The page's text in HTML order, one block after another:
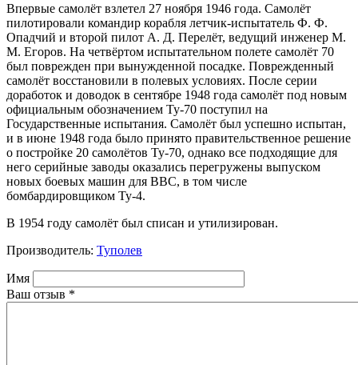
Впервые самолёт взлетел 27 ноября 1946 года. Самолёт
пилотировали командир корабля летчик-испытатель Ф. Ф.
Опадчий и второй пилот А. Д. Перелёт, ведущий инженер М.
М. Егоров. На четвёртом испытательном полете самолёт 70
был поврежден при вынужденной посадке. Поврежденный
самолёт восстановили в полевых условиях. После серии
доработок и доводок в сентябре 1948 года самолёт под новым
официальным обозначением Ту-70 поступил на
Государственные испытания. Самолёт был успешно испытан,
и в июне 1948 года было принято правительственное решение
о постройке 20 самолётов Ту-70, однако все подходящие для
него серийные заводы оказались перегружены выпуском
новых боевых машин для ВВС, в том числе
бомбардировщиком Ту-4.
В 1954 году самолёт был списан и утилизирован.
Производитель: Туполев
Имя
Ваш отзыв *